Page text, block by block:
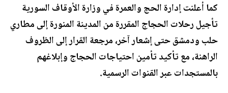
كما أعلنت إدارة الحج والعمرة في وزارة الأوقاف السورية
تأجيل رحلات الحجاج المقررة من المدينة المنورة إلى مطاري
حلب ودمشق حتى إشعار آخر، مرجعة القرار إلى الظروف
الراهنة، مع تأكيد تأمين احتياجات الحجاج وإبلاغهم
بالمستجدات عبر القنوات الرسمية.